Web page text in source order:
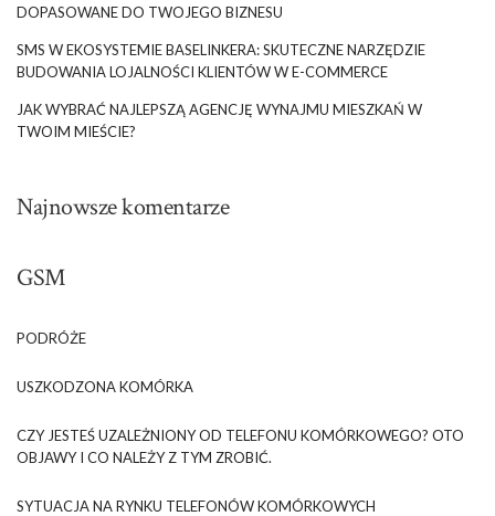
DOPASOWANE DO TWOJEGO BIZNESU
SMS W EKOSYSTEMIE BASELINKERA: SKUTECZNE NARZĘDZIE
BUDOWANIA LOJALNOŚCI KLIENTÓW W E-COMMERCE
JAK WYBRAĆ NAJLEPSZĄ AGENCJĘ WYNAJMU MIESZKAŃ W
TWOIM MIEŚCIE?
Najnowsze komentarze
GSM
PODRÓŻE
USZKODZONA KOMÓRKA
CZY JESTEŚ UZALEŻNIONY OD TELEFONU KOMÓRKOWEGO? OTO
OBJAWY I CO NALEŻY Z TYM ZROBIĆ.
SYTUACJA NA RYNKU TELEFONÓW KOMÓRKOWYCH